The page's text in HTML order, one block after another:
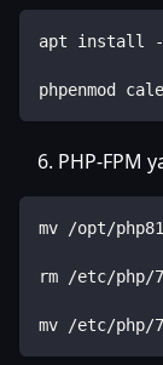
apt install -f
phpenmod
PHP-FPM
mv /opt/
rm /etc/php/
mv /etc/php/